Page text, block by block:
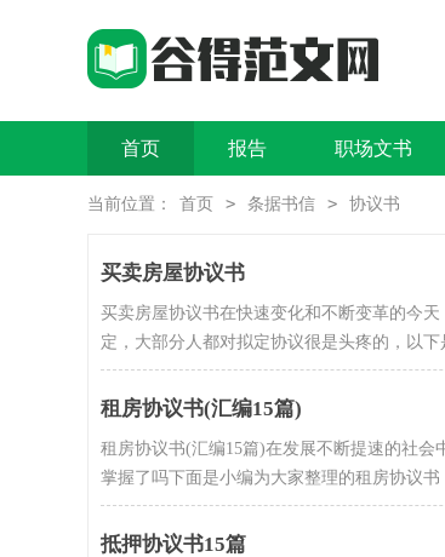
首页 报告 职场文书
当前位置： 首页 > 条据书信 > 协议书
买卖房屋协议书
买卖房屋协议书在快速变化和不断变革的今
定，大部分人都对拟定协议很是头疼的，以
租房协议书(汇编15篇)
租房协议书(汇编15篇)在发展不断提速的社
掌握了吗下面是小编为大家整理的租房协议
抵押协议书15篇